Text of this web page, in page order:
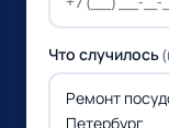
Что случилось